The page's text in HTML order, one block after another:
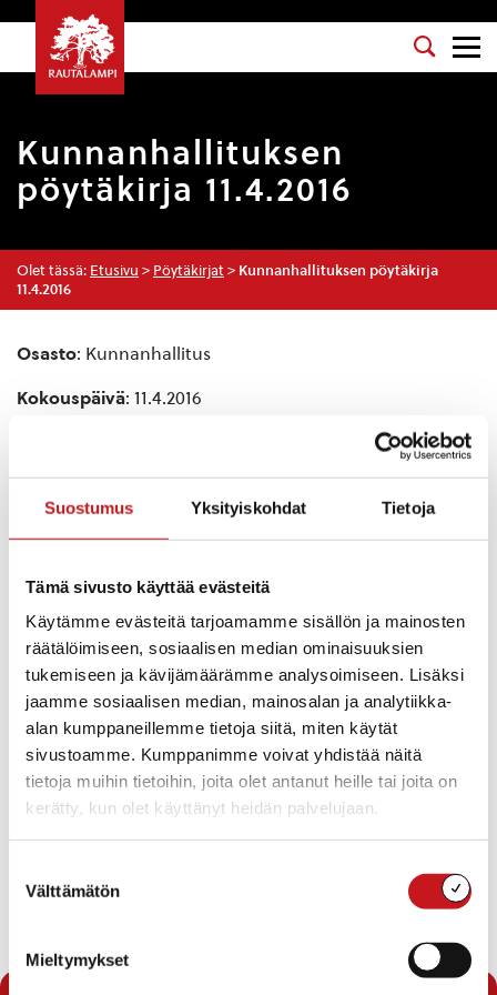
Suostumus Yksityiskohdat Tietoja
Tämä sivusto käyttää evästeitä
Käytämme evästeitä tarjoamamme sisällön ja mainosten
räätälöimiseen, sosiaalisen median ominaisuuksien
tukemiseen ja kävijämäärämme analysoimiseen. Lisäksi
jaamme sosiaalisen median, mainosalan ja analytiikka-
alan kumppaneillemme tietoja siitä, miten käytät
sivustoamme. Kumppanimme voivat yhdistää näitä
tietoja muihin tietoihin, joita olet antanut heille tai joita on
kerätty, kun olet käyttänyt heidän palvelujaan.
valinta
Välttämätön
Mieltymykset
Kunnanhallituksen
pöytäkirja 11.4.2016
Olet tässä: Etusivu > Pöytäkirjat > Kunnanhallituksen pöytäkirja
11.4.2016
Osasto: Kunnanhallitus
Kokouspäivä: 11.4.2016
Kokouksen laillisuuden ja päätösvaltaisuuden
Pöytäkirjan tarkastajat
varajäsenen valinta
Mahdollisen etuosto-oikeuden käyttäminen
Metsästysvuokrasopimus / Kaartinsuon Erä ry
Maa-alueiden ostaminen Rautalammin
seurakunnalta
Asunto Oy Rautalammin Lassilanpolun asunnot
Ilmoitusasiat
Lautakuntien ja viranhaltijoiden pöytäkirjat
Talousarviototeuma 1.1.-31.3.2016
Pakolaisperheen tulon peruuntuminen
Myönteisen oleskeluluvan saaneiden
turvapaikanhakijoiden vastaan-ottaminen
Rautalammille 2016
yhtiökokouksiin